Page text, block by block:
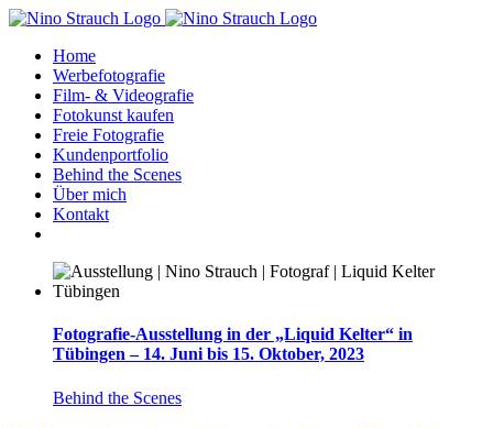
Zum
springenHome
Werbefotografie
Film- & Videografie
Fotokunst kaufen
Freie Fotografie
Kundenportfolio
Behind the Scenes
Über mich
Kontakt
Fotografie-Ausstellung in der „Liquid Kelter“ in
Tübingen – 14. Juni bis 15. Oktober, 2023
Behind the Scenes